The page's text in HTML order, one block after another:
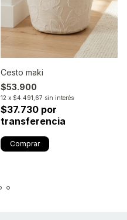
Cesto maki
$53.900
12 x $4.491,67 sin interés
$37.730 por
transferencia